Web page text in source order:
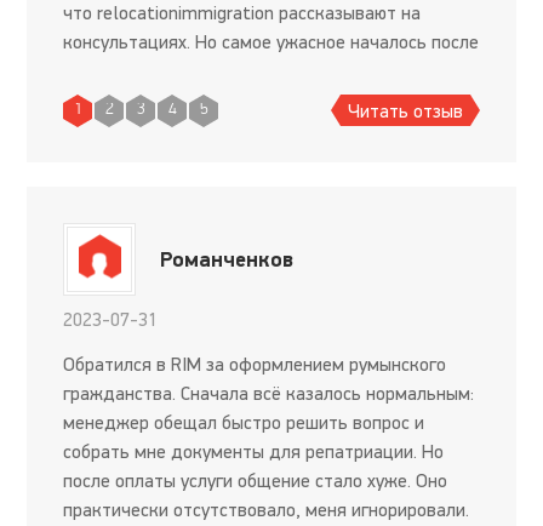
что relocationimmigration рассказывают на
консультациях. Но самое ужасное началось после
Мне отказали в получении г
1 2 3 4 5 Читать отзыв
Романченков
2023-07-31
Обратился в RIM за оформлением румынского
гражданства. Сначала всё казалось нормальным:
менеджер обещал быстро решить вопрос и
собрать мне документы для репатриации. Но
после оплаты услуги общение стало хуже. Оно
практически отсутствовало, меня игнорировали.